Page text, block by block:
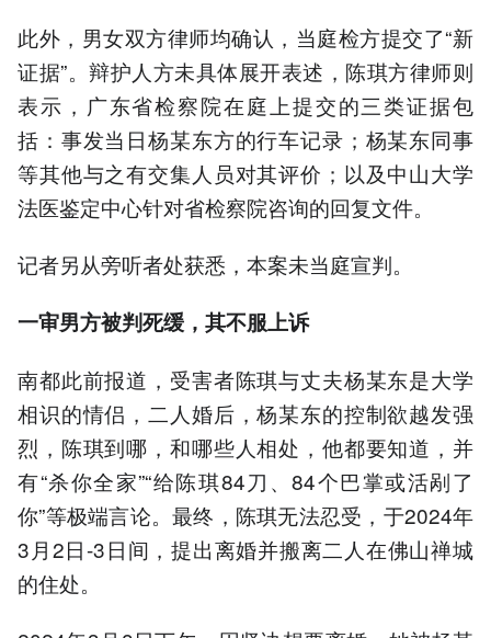
此外，男女双方律师均确认，当庭检方提交了“新
证据”。辩护人方未具体展开表述，陈琪方律师则
表示，广东省检察院在庭上提交的三类证据包
括：事发当日杨某东方的行车记录；杨某东同事
等其他与之有交集人员对其评价；以及中山大学
法医鉴定中心针对省检察院咨询的回复文件。
记者另从旁听者处获悉，本案未当庭宣判。
一审男方被判死缓，其不服上诉
南都此前报道，受害者陈琪与丈夫杨某东是大学
相识的情侣，二人婚后，杨某东的控制欲越发强
烈，陈琪到哪，和哪些人相处，他都要知道，并
有“杀你全家”“给陈琪84刀、84个巴掌或活剐了
你”等极端言论。最终，陈琪无法忍受，于2024年
3月2日-3日间，提出离婚并搬离二人在佛山禅城
的住处。